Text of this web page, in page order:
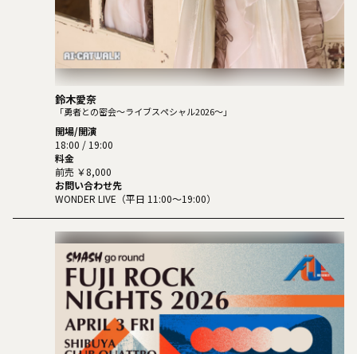
鈴⽊愛奈
「勇者との密会〜ライブスペシャル2026〜」
開場/開演
18:00 / 19:00
料金
前売 ￥8,000
お問い合わせ先
WONDER LIVE（平⽇ 11:00〜19:00）